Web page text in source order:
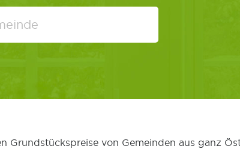
Grundstückspreise von Gemeinden aus ganz